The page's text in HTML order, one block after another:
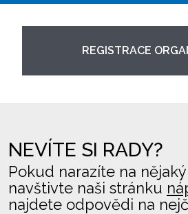
REGISTRACE
NEVÍTE SI RADY?
Pokud narazíte na
navštivte naši stránku
najdete odpovědi na